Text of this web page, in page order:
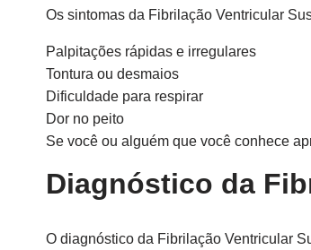
Os sintomas da Fibrilação Ventricular
Palpitações rápidas e irregulares
Tontura ou desmaios
Dificuldade para respirar
Dor no peito
Se você ou alguém que você conhece
Diagnóstico da
O diagnóstico da Fibrilação Ventricular